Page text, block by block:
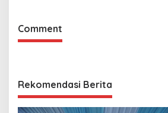
Comment
Rekomendasi Berita